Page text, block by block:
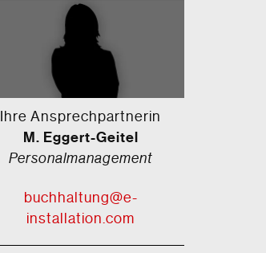
Ihre Ansprechpartnerin
M. Eggert-Geitel
Personalmanagement
buchhaltung@e-
installation.com